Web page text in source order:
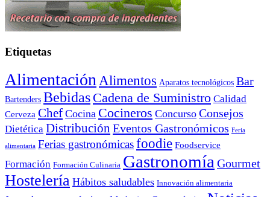
Etiquetas
Alimentación Alimentos Aparatos tecnológicos Bar
Bartenders Bebidas Cadena de Suministro Calidad
Cerveza Chef Cocina Cocineros Concurso Consejos
Dietética Distribución Eventos Gastronómicos Feria
alimentaria Ferias gastronómicasfoodie Foodservice
Formación Formación Culinaria Gastronomía Gourmet
Hostelería Hábitos saludables Innovación alimentaria